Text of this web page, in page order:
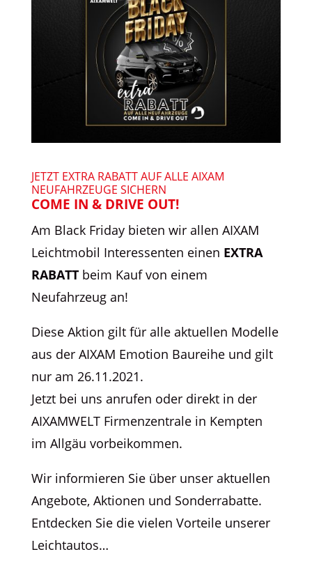
JETZT EXTRA RABATTAUF ALLE AIXAM
NEUFAHRZEUGE SICHERN
COME IN & DRIVE OUT!
Am Black Friday bieten wir allen AIXAM
Leichtmobil Interessenten einen EXTRA
RABATTbeim Kauf von einem
Neufahrzeug an!
Diese Aktion gilt für alle aktuellen Modelle
aus der AIXAM Emotion Baureihe und gilt
nur am 26.11.2021.
Jetzt bei uns anrufen oder direkt in der
AIXAMWELT Firmenzentrale in Kempten
im Allgäu vorbeikommen.
Wir informieren Sie über unser aktuellen
Angebote, Aktionen und Sonderrabatte.
Entdecken Sie die vielen Vorteile unserer
Leichtautos…